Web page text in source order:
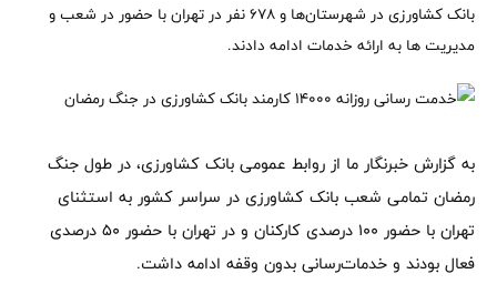
بانک کشاورزی در شهرستان‌ها و ۶۷۸ نفر در تهران با حضور در شعب و
مدیریت ها به ارائه خدمات ادامه دادند.
به گزارش خبرنگار ما از روابط عمومی بانک کشاورزی، در طول جنگ
رمضان تمامی شعب بانک کشاورزی در سراسر کشور به استثنای
تهران با حضور ۱۰۰ درصدی کارکنان و در تهران با حضور ۵۰ درصدی
فعال بودند و خدمات‌رسانی بدون وقفه ادامه داشت.